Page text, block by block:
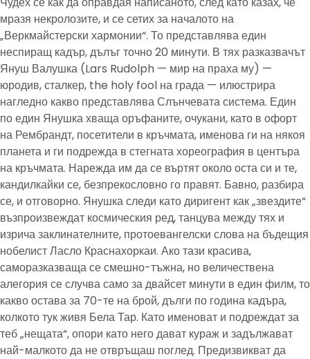
мразя некролозите, и се сетих за началото на
„Веркмайстерски хармонии“. То представлява един
неспиращ кадър, дълъг точно 20 минути. В тях разказвачът
Януш Валушка (Lars Rudolph — мир на праха му) —
юродив, сталкер, the holy fool на града — илюстрира
нагледно какво представлява Слънчевата система. Един
по един Янушка хваща оръфаните, очукани, като в офорт
на Рембрандт, посетители в кръчмата, именова ги на някоя
планета и ги подрежда в стегната хореография в центъра
на кръчмата. Нарежда им да се въртят около оста си и те,
кандилкайки се, безпрекословно го правят. Бавно, разбира
се, и отговорно. Янушка следи като диригент как „звездите“
възпроизвеждат космическия ред, танцува между тях и
изрича заклинателните, протоевангелски слова на бъдещия
нобелист Ласло Краснахоркаи. Ако тази красива,
саморазказваща се смешно-тъжна, но величествена
алегория се случва само за двайсет минути в един филм, то
какво остава за 70-те на брой, дълги по година кадъра,
колкото тук живя Бела Тар. Като именоват и подреждат за
теб „нещата“, опори като него дават кураж и задължават
най-малкото да не отвръщаш поглед. Предизвикват да